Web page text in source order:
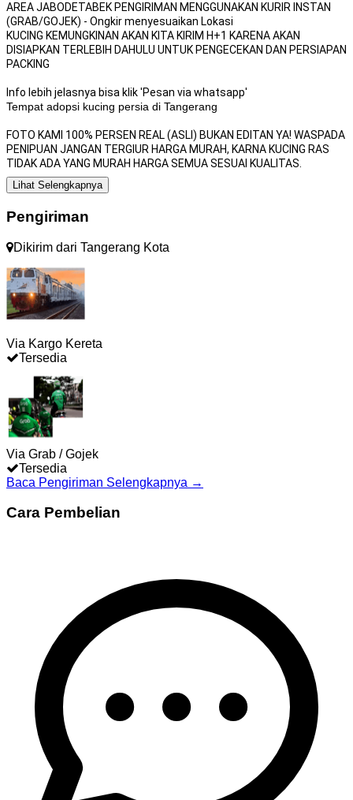
AREA JABODETABEK PENGIRIMAN MENGGUNAKAN KURIR INSTAN
(GRAB/GOJEK) - Ongkir menyesuaikan Lokasi
KUCING KEMUNGKINAN AKAN KITA KIRIM H+1 KARENA AKAN
DISIAPKAN TERLEBIH DAHULU UNTUK PENGECEKAN DAN PERSIAPAN
PACKING
Info lebih jelasnya bisa klik 'Pesan via whatsapp'
Tempat adopsi kucing persia di Tangerang
FOTO KAMI 100% PERSEN REAL (ASLI) BUKAN EDITAN YA! WASPADA
PENIPUAN JANGAN TERGIUR HARGA MURAH, KARNA KUCING RAS
TIDAK ADA YANG MURAH HARGA SEMUA SESUAI KUALITAS.
Lihat Selengkapnya
Pengiriman
Dikirim dari Tangerang Kota
Via Kargo Kereta
Tersedia
Via Grab / Gojek
Tersedia
Baca Pengiriman Selengkapnya →
Cara Pembelian